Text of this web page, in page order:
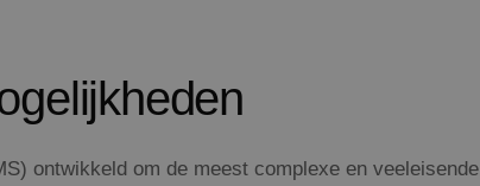
ontwikkeld om de meest complexe en